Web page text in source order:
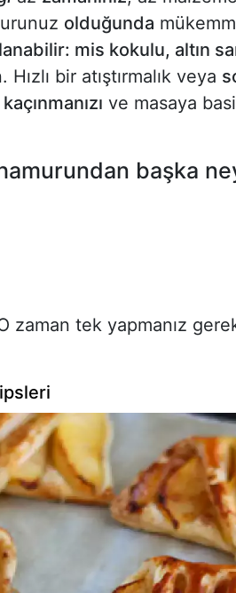
olduğunda
mis kokulu, altın
bir atıştırmalık veya
ve masaya
başka
zaman tek yapmanız